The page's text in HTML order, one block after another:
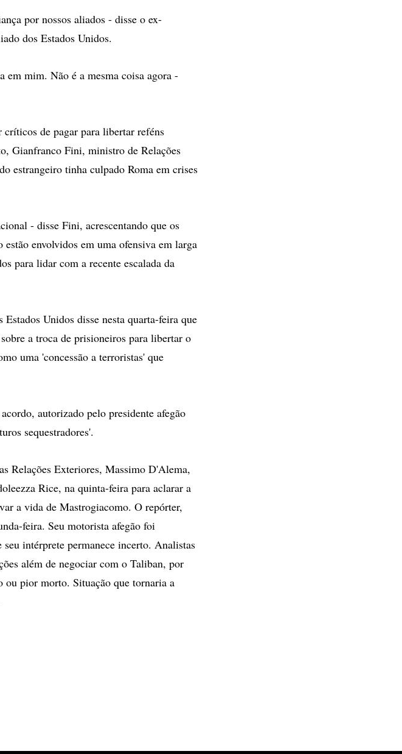
por nossos aliados - disse o ex-
dos Estados Unidos.
em mim. Não é a mesma coisa agora -
de pagar para libertar reféns
Gianfranco Fini, ministro de Relações
estrangeiro tinha culpado Roma em crises
- disse Fini, acrescentando que os
envolvidos em uma ofensiva em larga
para lidar com a recente escalada da
Unidos disse nesta quarta-feira que
a troca de prisioneiros para libertar o
uma 'concessão a terroristas' que
autorizado pelo presidente afegão
sequestradores'.
Relações Exteriores, Massimo D'Alema,
Rice, na quinta-feira para aclarar a
a vida de Mastrogiacomo. O repórter,
feira. Seu motorista afegão foi
intérprete permanece incerto. Analistas
além de negociar com o Taliban, por
ou pior morto. Situação que tornaria a